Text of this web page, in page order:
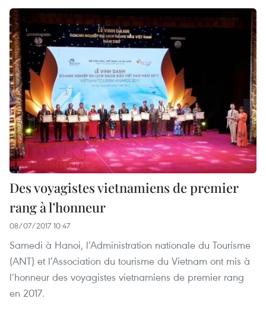
Des voyagistes vietnamiens de premier
rang à l’honneur
08/07/2017 10:47
Samedi à Hanoi, l’Administration nationale du Tourisme
(ANT) et l’Association du tourisme du Vietnam ont mis à
l’honneur des voyagistes vietnamiens de premier rang
en 2017.